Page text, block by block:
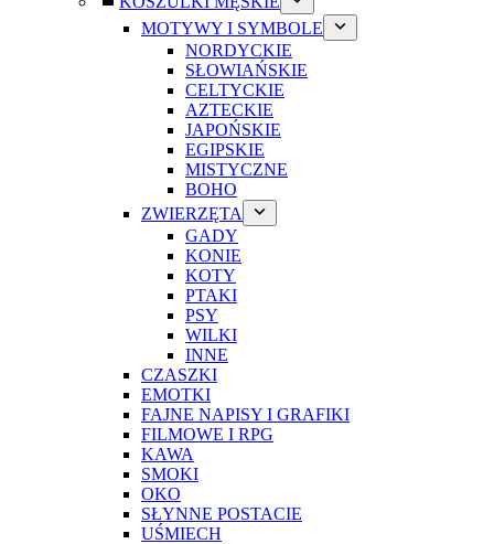
MOTYWY I SYMBOLE
NORDYCKIE
SŁOWIAŃSKIE
CELTYCKIE
AZTECKIE
JAPOŃSKIE
EGIPSKIE
MISTYCZNE
BOHO
ZWIERZĘTA
GADY
KONIE
KOTY
PTAKI
PSY
WILKI
INNE
CZASZKI
EMOTKI
FAJNE NAPISY I GRAFIKI
FILMOWE I RPG
KAWA
SMOKI
OKO
SŁYNNE POSTACIE
UŚMIECH